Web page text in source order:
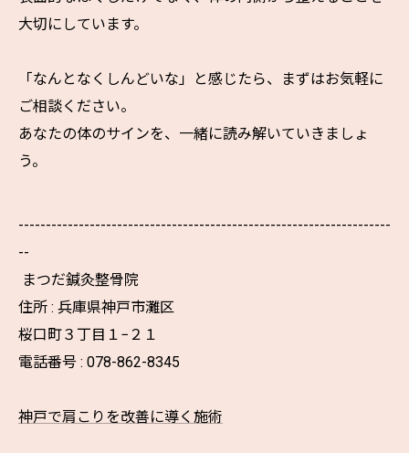
大切にしています。
「なんとなくしんどいな」と感じたら、まずはお気軽に
ご相談ください。
あなたの体のサインを、一緒に読み解いていきましょ
う。
--------------------------------------------------------------------
--
まつだ鍼灸整骨院
住所 : 兵庫県神戸市灘区
桜口町３丁目１−２１
電話番号 : 078-862-8345
神戸で肩こりを改善に導く施術